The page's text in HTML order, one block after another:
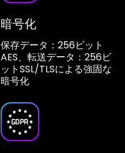
暗号化
保存データ：256ビット
AES、転送データ：256ビ
ットSSL/TLSによる強固な
暗号化